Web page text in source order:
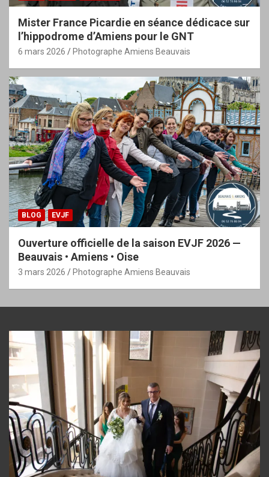
Mister France Picardie en séance dédicace sur
l’hippodrome d’Amiens pour le GNT
6 mars 2026 Photographe Amiens Beauvais
BLOG EVJF
Ouverture officielle de la saison EVJF 2026 —
Beauvais • Amiens • Oise
3 mars 2026 Photographe Amiens Beauvais